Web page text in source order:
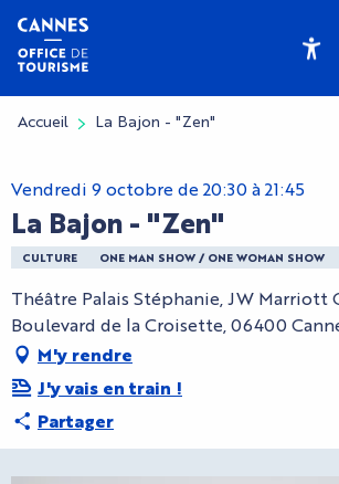
Aller
contenu
principal
Accueil La Bajon - "Zen"
Vendredi 9 octobre de 20:30 à 21:45
La Bajon - "Zen"
CULTURE ONE MAN SHOW / ONE WOMAN SHOW
Théâtre Palais Stéphanie, JW Marriott
Boulevard de la Croisette, 06400
M'y rendre
J'y vais en train !
Partager